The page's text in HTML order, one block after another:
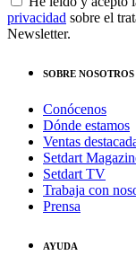
privacidad sobre el
Newsletter.
SOBRE NOSOTROS
Conócenos
Dónde estamos
Ventas
Setdart
Setdart TV
Trabaja con
Prensa
AYUDA